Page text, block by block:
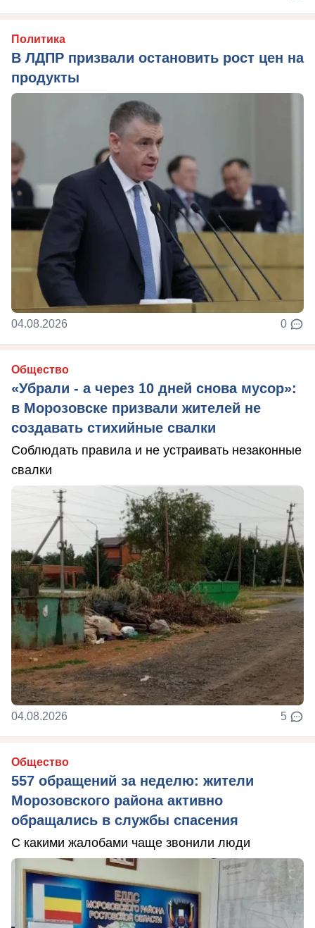
Политика
В ЛДПР призвали остановить рост цен на
продукты
04.08.2026 0
Общество
«Убрали - а через 10 дней снова мусор»:
в Морозовске призвали жителей не
создавать стихийные свалки
Соблюдать правила и не устраивать незаконные
свалки
04.08.2026 5
Общество
557 обращений за неделю: жители
Морозовского района активно
обращались в службы спасения
С какими жалобами чаще звонили люди